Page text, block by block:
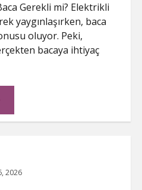
Gerekli mi? Elektrikli
yaygınlaşırken, baca
oluyor. Peki,
bacaya ihtiyaç
2026